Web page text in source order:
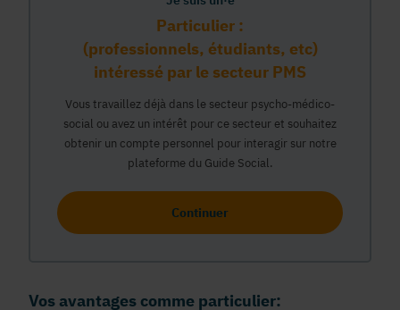
Particulier :
(professionnels, étudiants, etc)
intéressé par le secteur PMS
Vous travaillez déjà dans le secteur psycho-médico-
social ou avez un intérêt pour ce secteur et souhaitez
obtenir un compte personnel pour interagir sur notre
plateforme du Guide Social.
Continuer
Vos avantages comme particulier: